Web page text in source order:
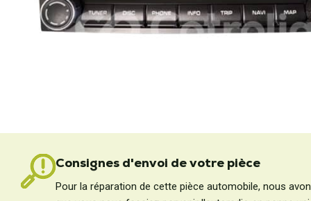
Consignes d'envoi de votre pièce
Pour la réparation de cette pièce automobile, nous